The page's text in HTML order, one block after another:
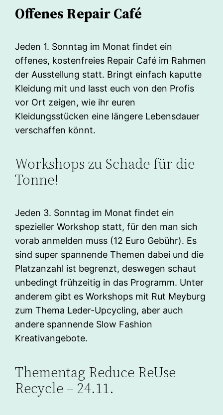
Offenes Repair Café
Jeden 1. Sonntag im Monat findet ein
offenes, kostenfreies Repair Café im Rahmen
der Ausstellung statt. Bringt einfach kaputte
Kleidung mit und lasst euch von den Profis
vor Ort zeigen, wie ihr euren
Kleidungsstücken eine längere Lebensdauer
verschaffen könnt.
Workshops zu Schade für die
Tonne!
Jeden 3. Sonntag im Monat findet ein
spezieller Workshop statt, für den man sich
vorab anmelden muss (12 Euro Gebühr). Es
sind super spannende Themen dabei und die
Platzanzahl ist begrenzt, deswegen schaut
unbedingt frühzeitig in das Programm. Unter
anderem gibt es Workshops mit Rut Meyburg
zum Thema Leder-Upcycling, aber auch
andere spannende Slow Fashion
Kreativangebote.
Thementag Reduce ReUse
Recycle – 24.11.